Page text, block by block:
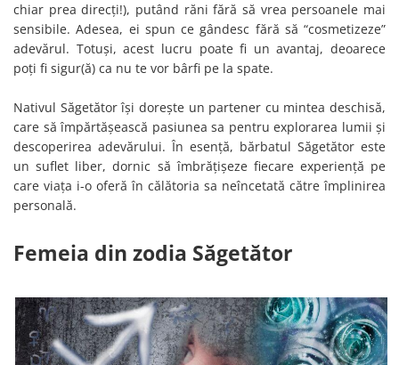
chiar prea direcți!), putând răni fără să vrea persoanele mai
sensibile. Adesea, ei spun ce gândesc fără să “cosmetizeze”
adevărul. Totuși, acest lucru poate fi un avantaj, deoarece
poți fi sigur(ă) ca nu te vor bârfi pe la spate.
Nativul Săgetător își dorește un partener cu mintea deschisă,
care să împărtășească pasiunea sa pentru explorarea lumii și
descoperirea adevărului. În esență, bărbatul Săgetător este
un suflet liber, dornic să îmbrățișeze fiecare experiență pe
care viața i-o oferă în călătoria sa neîncetată către împlinirea
personală.
Femeia din zodia Săgetător